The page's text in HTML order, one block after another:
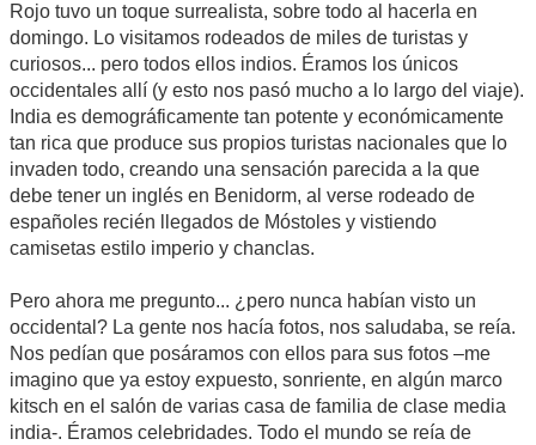
Rojo tuvo un toque surrealista, sobre todo al hacerla en
domingo. Lo visitamos rodeados de miles de turistas y
curiosos... pero todos ellos indios. Éramos los únicos
occidentales allí (y esto nos pasó mucho a lo largo del viaje).
India es demográficamente tan potente y económicamente
tan rica que produce sus propios turistas nacionales que lo
invaden todo, creando una sensación parecida a la que
debe tener un inglés en Benidorm, al verse rodeado de
españoles recién llegados de Móstoles y vistiendo
camisetas estilo imperio y chanclas.
Pero ahora me pregunto... ¿pero nunca habían visto un
occidental? La gente nos hacía fotos, nos saludaba, se reía.
Nos pedían que posáramos con ellos para sus fotos –me
imagino que ya estoy expuesto, sonriente, en algún marco
kitsch en el salón de varias casa de familia de clase media
india-. Éramos celebridades. Todo el mundo se reía de